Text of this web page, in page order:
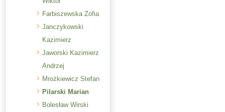
Farbiszewska Zofia
Janczykowski
Kazimierz
Jaworski Kazimierz
Andrzej
Mrożkiewicz Stefan
Pilarski Marian
Bolesław Wirski